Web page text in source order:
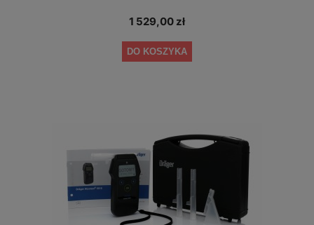
1 529,00 zł
DO KOSZYKA